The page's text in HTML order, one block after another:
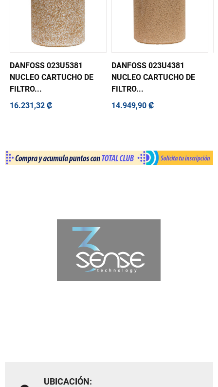
DANFOSS 023U5381
NUCLEO CARTUCHO DE
FILTRO...
16.231,32 ₡
DANFOSS 023U4381
NUCLEO CARTUCHO DE
FILTRO...
14.949,90 ₡
UBICACIÓN: